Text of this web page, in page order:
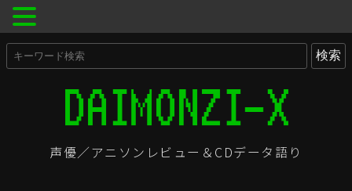
声優／アニソンレビュー＆CDデータ語り